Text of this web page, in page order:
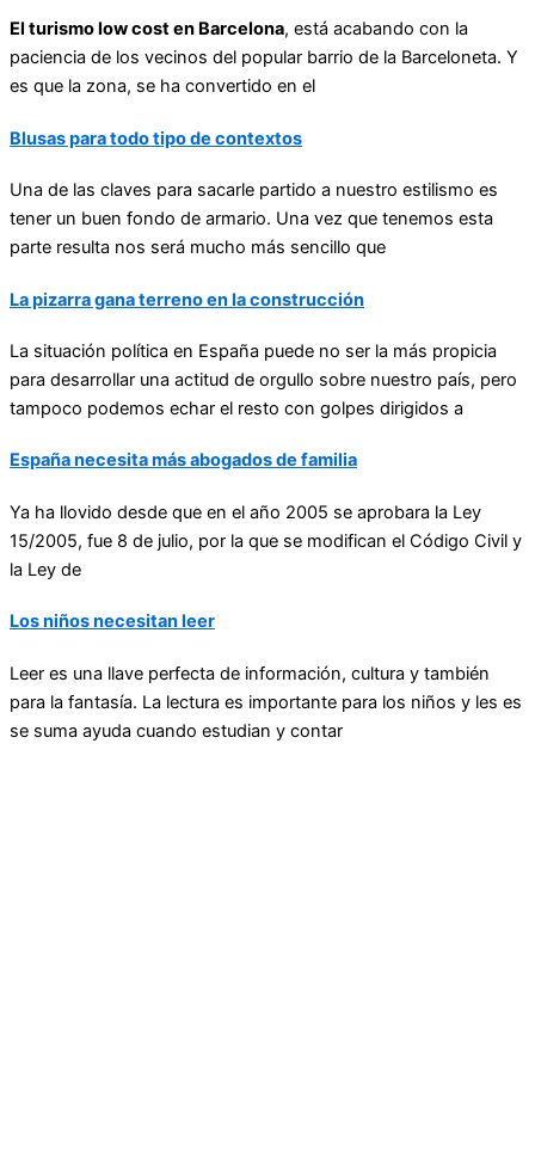
El turismo low cost en Barcelona, está acabando con la
paciencia de los vecinos del popular barrio de la Barceloneta. Y
es que la zona, se ha convertido en el
Blusas para todo tipo de contextos
Una de las claves para sacarle partido a nuestro estilismo es
tener un buen fondo de armario. Una vez que tenemos esta
parte resulta nos será mucho más sencillo que
La pizarra gana terreno en la construcción
La situación política en España puede no ser la más propicia
para desarrollar una actitud de orgullo sobre nuestro país, pero
tampoco podemos echar el resto con golpes dirigidos a
España necesita más abogados de familia
Ya ha llovido desde que en el año 2005 se aprobara la Ley
15/2005, fue 8 de julio, por la que se modifican el Código Civil y
la Ley de
Los niños necesitan leer
Leer es una llave perfecta de información, cultura y también
para la fantasía. La lectura es importante para los niños y les es
se suma ayuda cuando estudian y contar